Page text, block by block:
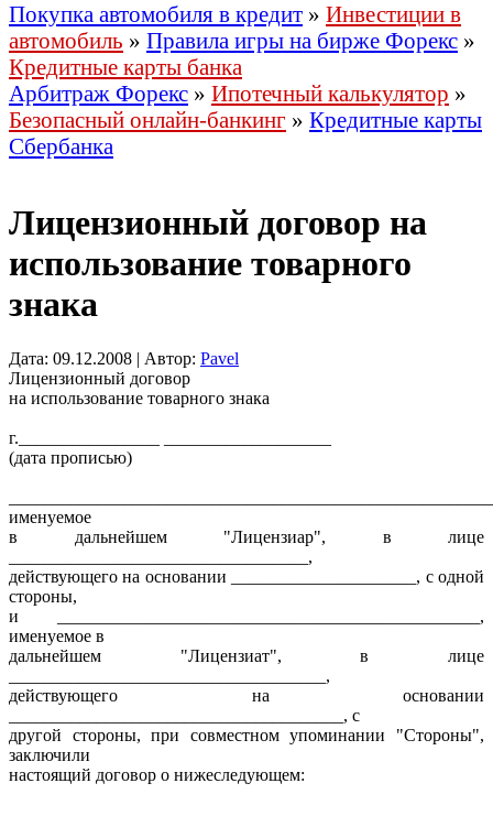
Покупка автомобиля в кредит » Инвестиции в
автомобиль » Правила игры на бирже Форекс »
Кредитные карты банка
Арбитраж Форекс » Ипотечный калькулятор »
Безопасный онлайн-банкинг » Кредитные карты
Сбербанка
Лицензионный договор на
использование товарного
знака
Дата: 09.12.2008 | Автор: Pavel
Лицензионный договор
на использование товарного знака
г.________________ ___________________
(дата прописью)
именуемое
в дальнейшем "Лицензиар", в лице
__________________________________,
действующего на основании _____________________, с одной
стороны,
и ________________________________________________,
именуемое в
дальнейшем "Лицензиат", в лице
____________________________________,
действующего на основании
______________________________________, с
другой стороны, при совместном упоминании "Стороны",
заключили
настоящий договор о нижеследующем: